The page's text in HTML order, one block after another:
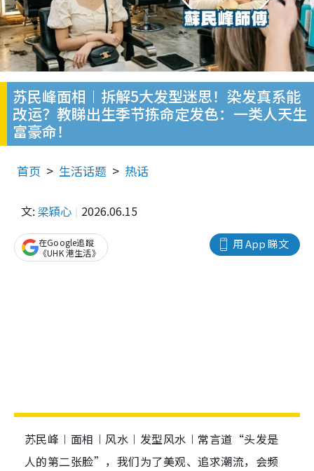
苏民峰面相︱拆解5大发型迷思！染发真系能
改运？教睇出生季节拣命定发色：一类人天生
富豪命！
首页 生活话题 热话
文: 梁穎心 2026.06.15
用 App 睇文
在Google追蹤
《UHK 港生活》
苏民峰︱面相︱风水︱发型风水︱常言道“头发是
人的第二张脸”，我们为了美观、追求潮流，会频